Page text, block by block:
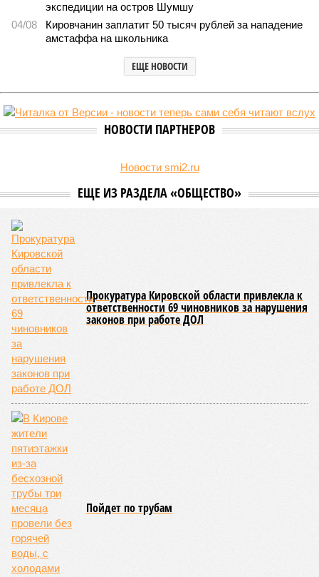
экспедиции на остров Шумшу
04/08
Кировчанин заплатит 50 тысяч рублей за нападение
амстаффа на школьника
ЕЩЕ НОВОСТИ
НОВОСТИ ПАРТНЕРОВ
Новости smi2.ru
ЕЩЕ ИЗ РАЗДЕЛА «ОБЩЕСТВО»
Прокуратура Кировской области привлекла к
ответственности 69 чиновников за нарушения
законов при работе ДОЛ
Пойдет по трубам